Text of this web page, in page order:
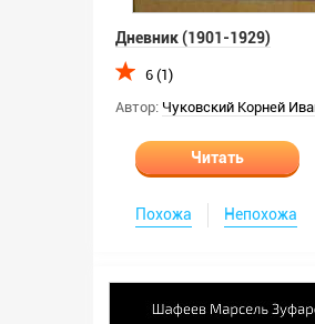
Дневник (1901-1929)
6 (1)
Автор: Чуковский Корней
Читать
Похожа Непохожа